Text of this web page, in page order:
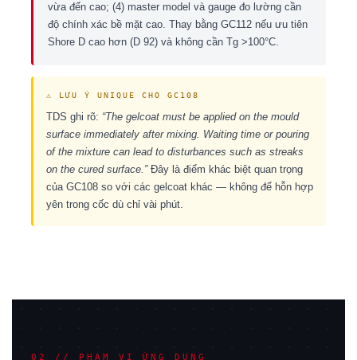
vừa đến cao; (4) master model và gauge đo lường cần
độ chính xác bề mặt cao. Thay bằng GC112 nếu ưu tiên
Shore D cao hơn (D 92) và không cần Tg >100°C.
⚠ LƯU Ý UNIQUE CHO GC108
TDS ghi rõ: “The gelcoat must be applied on the mould
surface immediately after mixing. Waiting time or pouring
of the mixture can lead to disturbances such as streaks
on the cured surface.”Đây là điểm khác biệt quan trọng
của GC108 so với các gelcoat khác — không để hỗn hợp
yên trong cốc dù chỉ vài phút.
02 // PHẠM VI ỨNG DỤNG